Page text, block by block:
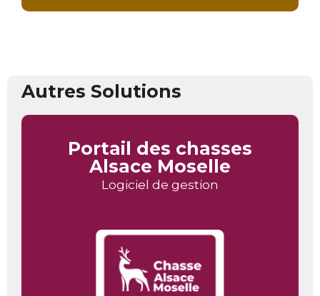
Autres Solutions
Portail des chasses
Alsace Moselle
Logiciel de gestion